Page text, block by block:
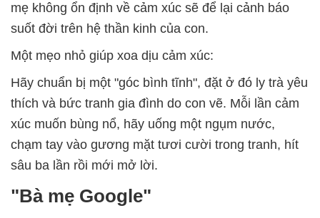
mẹ không ổn định về cảm xúc sẽ để lại cảnh báo
suốt đời trên hệ thần kinh của con.
Một mẹo nhỏ giúp xoa dịu cảm xúc:
Hãy chuẩn bị một "góc bình tĩnh", đặt ở đó ly trà yêu
thích và bức tranh gia đình do con vẽ. Mỗi lần cảm
xúc muốn bùng nổ, hãy uống một ngụm nước,
chạm tay vào gương mặt tươi cười trong tranh, hít
sâu ba lần rồi mới mở lời.
"Bà mẹ Google"